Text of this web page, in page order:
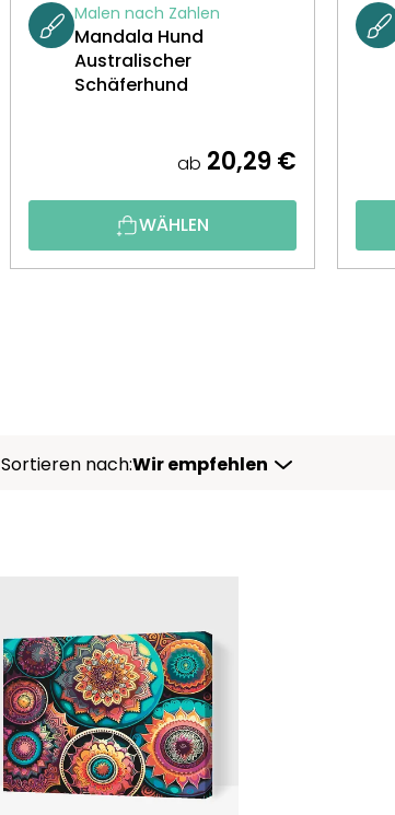
Malen nach Zahlen
Mandala Hund
Australischer
Schäferhund
ab 20,29 €
WÄHLEN
Sortieren nach:Wir empfehlen